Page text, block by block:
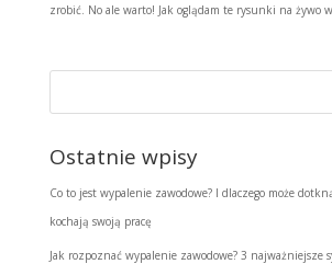
zrobić. No ale warto! Jak oglądam te rysunki na żywo
Ostatnie wpisy
Co to jest wypalenie zawodowe? I dlaczego może
kochają swoją pracę
Jak rozpoznać wypalenie zawodowe? 3 najważniejsze